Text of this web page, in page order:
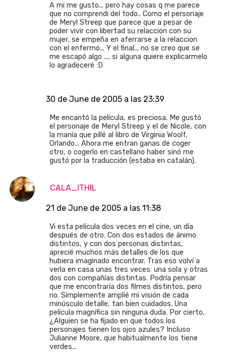
A mi me gusto... pero hay cosas q me parece
que no comprendi del todo.. Como el personaje
de Meryl Streep que parece que a pesar de
poder vivir con libertad su relaccion con su
mujer, se empeña en aferrarse a la relaccion
con el enfermo... Y el final... no se creo que se
me escapó algo .... si alguna quiere explicarmelo
lo agradeceré :D
30 de June de 2005 a las 23:39
Me encantó la película, es preciosa. Me gustó
el personaje de Meryl Streep y el de Nicole, con
la manía que pillé al libro de Virginia Woolf,
Orlando... Ahora me entran ganas de coger
otro, o cogerlo en castellano haber sinó me
gustó por la traducción (estaba en catalán).
CALA_ITHIL
21 de June de 2005 a las 11:38
Vi esta película dos veces en el cine, un día
después de otro. Con dos estados de ánimo
distintos, y con dos personas distintas,
aprecié muchos más detalles de los que
hubiera imaginado encontrar. Tras eso volví a
verla en casa unas tres veces: una sola y otras
dos con compañías distintas. Podría pensar
que me encontraría dos filmes distintos, pero
no. Simplemente amplié mi visión de cada
minúsculo detalle, tan bien cuidados. Una
película magnífica sin ninguna duda. Por cierto,
¿Alguien se ha fijado en que todos los
personajes tienen los ojos azules? Incluso
Julianne Moore, que habitualmente los tiene
verdes...